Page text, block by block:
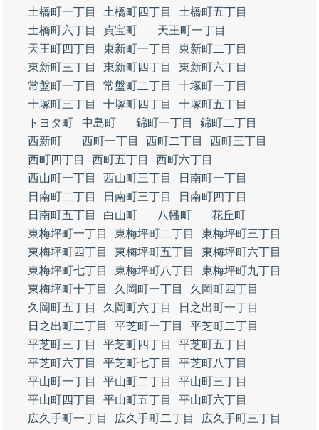
土橋町一丁目
土橋町四丁目
土橋町五丁目
土橋町六丁目
貞宝町
天王町一丁目
天王町四丁目
東新町一丁目
東新町二丁目
東新町三丁目
東新町四丁目
東新町六丁目
常盤町一丁目
常盤町二丁目
十塚町一丁目
十塚町三丁目
十塚町四丁目
十塚町五丁目
トヨタ町
中島町 錦町一丁目
錦町二丁目
西新町
西町一丁目 西町二丁目
西町三丁目
西町四丁目
西町五丁目
西町六丁目
西山町一丁目
西山町三丁目
日南町一丁目
日南町二丁目
日南町三丁目
日南町四丁目
日南町五丁目
白山町 八幡町
花丘町
東梅坪町一丁目
東梅坪町二丁目
東梅坪町三丁目
東梅坪町四丁目
東梅坪町五丁目
東梅坪町六丁目
東梅坪町七丁目
東梅坪町八丁目
東梅坪町九丁目
東梅坪町十丁目
久岡町一丁目
久岡町四丁目
久岡町五丁目
久岡町六丁目
日之出町一丁目
日之出町二丁目
平芝町一丁目
平芝町二丁目
平芝町三丁目
平芝町四丁目
平芝町五丁目
平芝町六丁目
平芝町七丁目
平芝町八丁目
平山町一丁目
平山町二丁目
平山町三丁目
平山町四丁目
平山町五丁目
平山町六丁目
広久手町一丁目
広久手町二丁目
広久手町三丁目